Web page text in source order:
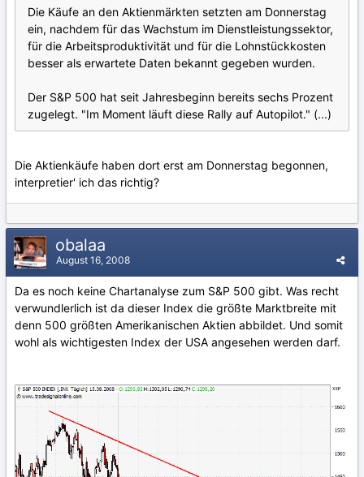
Die Käufe an den Aktienmärkten setzten am Donnerstag
ein, nachdem für das Wachstum im Dienstleistungssektor,
für die Arbeitsproduktivität und für die Lohnstückkosten
besser als erwartete Daten bekannt gegeben wurden.
Der S&P 500 hat seit Jahresbeginn bereits sechs Prozent
zugelegt. "Im Moment läuft diese Rally auf Autopilot." (...)
Die Aktienkäufe haben dort erst am Donnerstag begonnen,
interpretier' ich das richtig?
obalaa
August 16, 2008
Da es noch keine Chartanalyse zum S&P 500 gibt. Was recht
verwundlerlich ist da dieser Index die größte Marktbreite mit
denn 500 größten Amerikanischen Aktien abbildet. Und somit
wohl als wichtigesten Index der USA angesehen werden darf.